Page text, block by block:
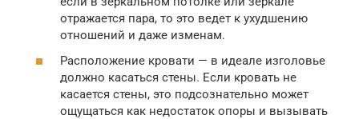
отражается пара, то это ведет к ухудшению
отношений и даже изменам.
Расположение кровати — в идеале изголовье
должно касаться стены. Если кровать не
касается стены, это подсознательно может
ощущаться как недостаток опоры и вызывать